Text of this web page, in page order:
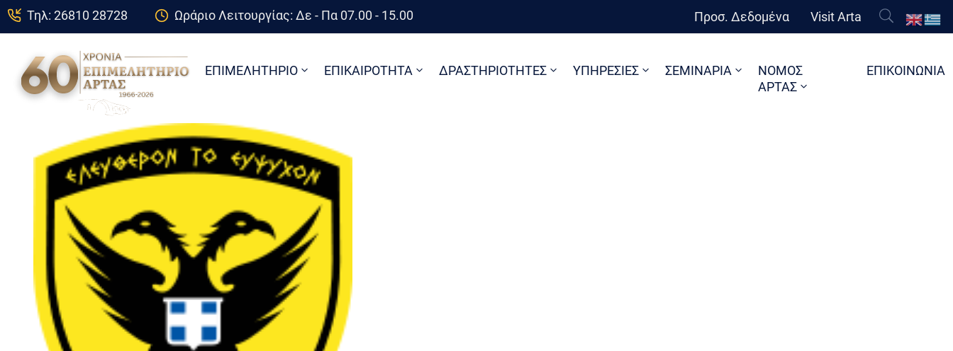
Τηλ: 26810 28728 Ωράριο Λειτουργίας: Δε - Πα 07.00 - 15.00 Προσ. Δεδομένα Visit Arta
ΕΠΙΜΕΛΗΤΗΡΙΟ ΕΠΙΚΑΙΡΟΤΗΤΑ ΔΡΑΣΤΗΡΙΟΤΗΤΕΣ ΥΠΗΡΕΣΙΕΣ ΣΕΜΙΝΑΡΙΑ
ΝΟΜΟΣ
ΑΡΤΑΣ
ΕΠΙΚΟΙΝΩΝΙΑ